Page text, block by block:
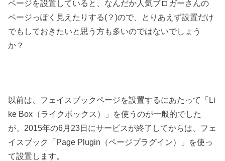
ページを設置していると、なんだか人気ブロガーさんの
ページっぽく見えたりする(？)ので、とりあえず設置だけ
でもしておきたいと思う方も多いのではないでしょう
か？
以前は、フェイスブックページを設置するにあたって「Li
ke Box（ライクボックス）」を使うのが一般的でした
が、2015年の6月23日にサービスが終了してからは、フェ
イスブック「Page Plugin（ページプラグイン）」を使っ
て設置します。